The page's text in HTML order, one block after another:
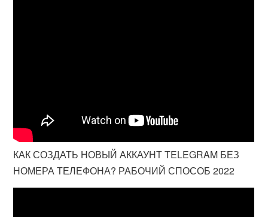
КАК СОЗДАТЬ НОВЫЙ АККАУНТ TELEGRAM БЕЗ
НОМЕРА ТЕЛЕФОНА? РАБОЧИЙ СПОСОБ 2022